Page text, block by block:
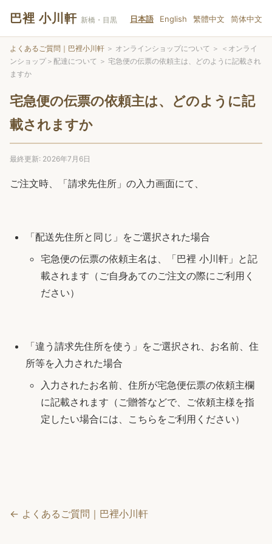
巴裡 小川軒 新橋・目黒 日本語 English 繁體中文 简体中文
よくあるご質問｜巴裡小川軒 ＞ オンラインショップについて ＞ ＜オンライ
ンショップ＞配達について ＞ 宅急便の伝票の依頼主は、どのように記載され
ますか
宅急便の伝票の依頼主は、どのように記
載されますか
最終更新: 2026年7月6日
ご注文時、「請求先住所」の入力画面にて、
「配送先住所と同じ」をご選択された場合
宅急便の伝票の依頼主名は、「巴裡 小川軒」と記
載されます（ご自身あてのご注文の際にご利用く
ださい）
「違う請求先住所を使う」をご選択され、お名前、住
所等を入力された場合
入力されたお名前、住所が宅急便伝票の依頼主欄
に記載されます（ご贈答などで、ご依頼主様を指
定したい場合には、こちらをご利用ください）
← よくあるご質問｜巴裡小川軒